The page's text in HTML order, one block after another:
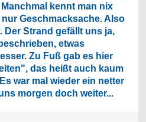
kennt man nix
Geschmacksache. Also
Der Strand gefällt uns ja,
etwas
Zu Fuß gab es hier
das heißt auch kaum
war mal wieder ein netter
morgen doch weiter...